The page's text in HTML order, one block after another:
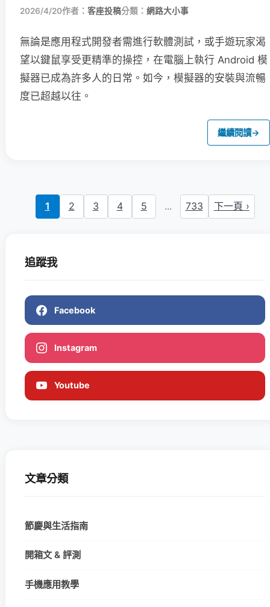
2026/4/20作者： 客座投稿分類： 網路大小事
無論是應用程式開發者需進行軟體測試，或手遊玩家渴
望以鍵鼠享受更精準的操控，在電腦上執行 Android 模
擬器已成為許多人的日常。如今，模擬器的安裝與流暢
度已超越以往。
繼續閱讀→
1 2 3 4 5 ... 733 下一頁 ›
追蹤我
Facebook
Instagram
Youtube
文章分類
節慶與生活指南
開箱文 & 評測
手機應用教學